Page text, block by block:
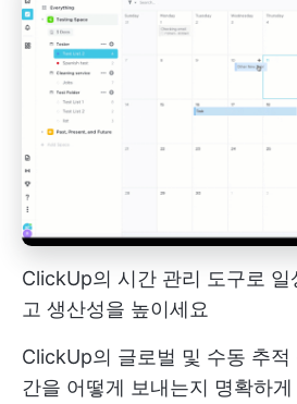
ClickUp의 시간 관리 도구로
고 생산성을 높이세요
ClickUp의 글로벌 및 수동 추적
간을 어떻게 보내는지 명확하